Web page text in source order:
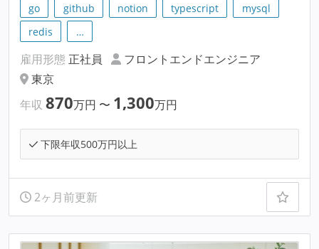
go github notion typescript
mysql
redis
…
雇用形態 正社員
フロントエンドエンジニア
東京
年収 870万円 〜 1,300万円
下限年収500万円以上
2ヶ月前更新